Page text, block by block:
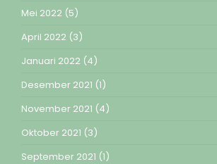
Mei 2022 (5)
April 2022 (3)
Januari 2022 (4)
Desember 2021 (1)
November 2021 (4)
Oktober 2021 (3)
September 2021 (1)